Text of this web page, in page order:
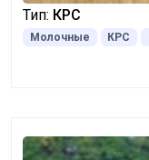
Тип: КРС
Молочные КРС